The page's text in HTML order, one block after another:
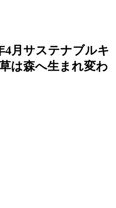
4月サステナブルキ
は森へ生まれ変わ